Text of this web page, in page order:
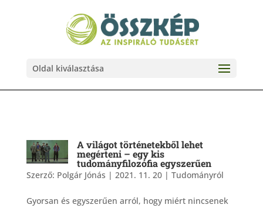
Oldal kiválasztása
A világot történetekből lehet
megérteni – egy kis
tudományfilozófia egyszerűen
Szerző: Polgár Jónás | 2021. 11. 20| Tudományról
Gyorsan és egyszerűen arról, hogy miért nincsenek